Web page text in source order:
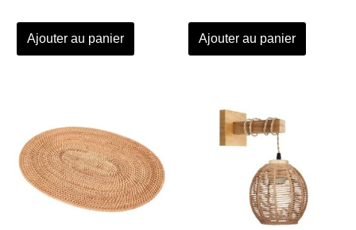
Ajouter au panier Ajouter au panier